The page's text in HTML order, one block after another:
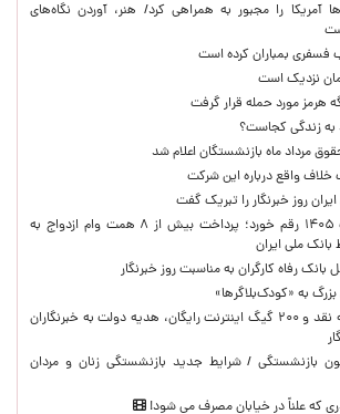
آمریکا را مجبور به همراهی کرد/ هنر، آوردن نگاه‌های
فسفری بمباران کرده است
نزدیک است
هرمز مورد حمله قرار گرفت
به زندگی کجاست؟
مرداد ماه بازنشستگان اعلام شد
خلاف واقع درباره این شرکت
روز خبرنگار را تبریک گفت
در چهار ماه نخست ۱۴۰۵ رقم خورد؛ پرداخت بیش از ۸ همت وام ازدواج به
ملی ایران
بانک رفاه کارگران به مناسبت روز خبرنگار
به «کودک‌بلاگرها»
۵۰۰ هزارتومان وجه نقد و ۲۰۰ گیگ اینترنت رایگان، هدیه دولت به خبرنگاران
بازنشستگی / شرایط جدید بازنشستگی زنان و مردان
که علناً در خیابان مصرف می شود!